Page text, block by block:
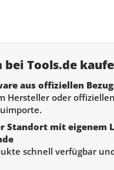
bei Tools.de
aus offiziellen
Hersteller oder
Standort mit eigenem
schnell verfügbar